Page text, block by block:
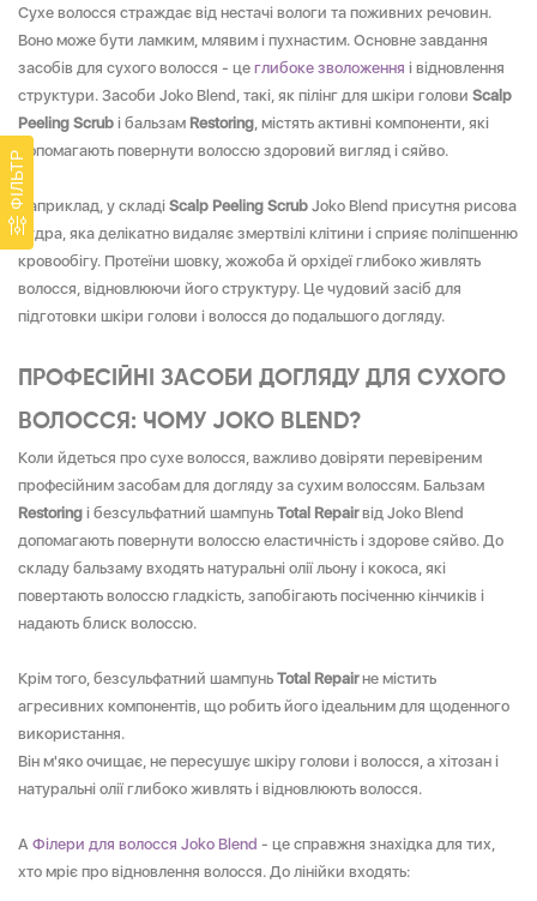
ФІЛЬТР
Сухе волосся страждає від нестачі вологи та поживних речовин.
Воно може бути ламким, млявим і пухнастим. Основне завдання
засобів для сухого волосся - це глибоке зволоження і відновлення
структури. Засоби Joko Blend, такі, як пілінг для шкіри голови Scalp
Peeling Scrub і бальзам Restoring, містять активні компоненти, які
допомагають повернути волоссю здоровий вигляд і сяйво.
Наприклад, у складі Scalp Peeling Scrub Joko Blend присутня рисова
пудра, яка делікатно видаляє змертвілі клітини і сприяє поліпшенню
кровообігу. Протеїни шовку, жожоба й орхідеї глибоко живлять
волосся, відновлюючи його структуру. Це чудовий засіб для
підготовки шкіри голови і волосся до подальшого догляду.
ПРОФЕСІЙНІ ЗАСОБИ ДОГЛЯДУ ДЛЯ СУХОГО
ВОЛОССЯ: ЧОМУ JOKO BLEND?
Коли йдеться про сухе волосся, важливо довіряти перевіреним
професійним засобам для догляду за сухим волоссям. Бальзам
Restoring і безсульфатний шампунь Total Repairвід Joko Blend
допомагають повернути волоссю еластичність і здорове сяйво. До
складу бальзаму входять натуральні олії льону і кокоса, які
повертають волоссю гладкість, запобігають посіченню кінчиків і
надають блиск волоссю.
Крім того, безсульфатний шампунь Total Repairне містить
агресивних компонентів, що робить його ідеальним для щоденного
використання.
Він м'яко очищає, не пересушує шкіру голови і волосся, а хітозан і
натуральні олії глибоко живлять і відновлюють волосся.
А Філери для волосся Joko Blend - це справжня знахідка для тих,
хто мріє про відновлення волосся. До лінійки входять: